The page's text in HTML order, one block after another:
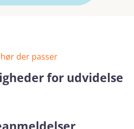
der passer
for udvidelse